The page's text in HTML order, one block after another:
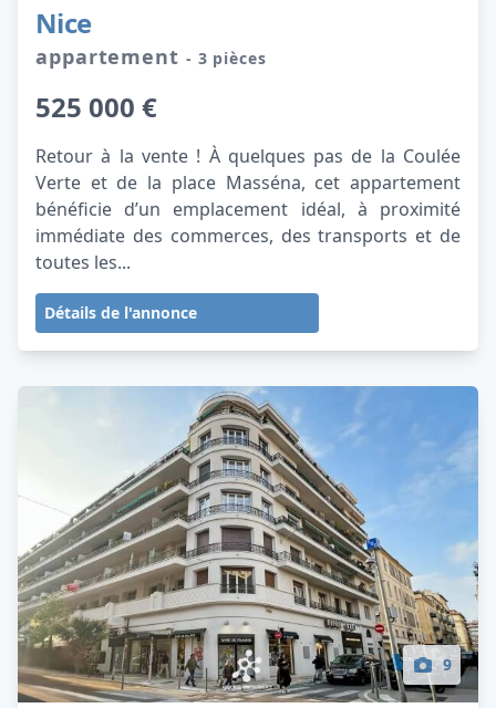
Nice
appartement - 3 pièces
525 000 €
Retour à la vente ! À quelques pas de la Coulée
Verte et de la place Masséna, cet appartement
bénéficie d’un emplacement idéal, à proximité
immédiate des commerces, des transports et de
toutes les...
Détails de l'annonce
9